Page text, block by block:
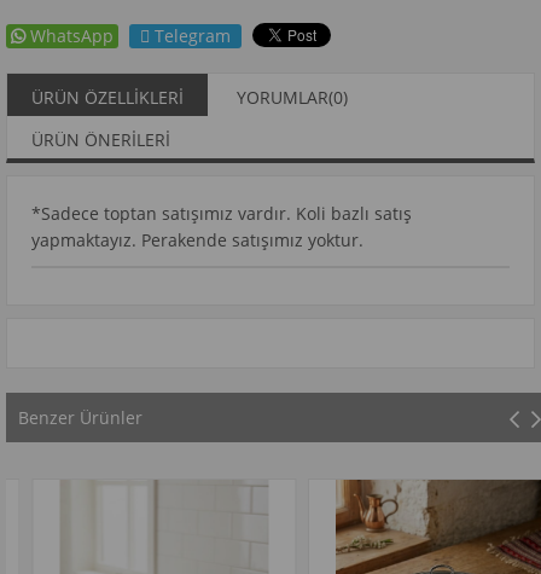
WhatsApp Telegram
ÜRÜN ÖZELLIKLERI YORUMLAR(0)
ÜRÜN ÖNERILERI
*Sadece toptan satışımız vardır. Koli bazlı satış
yapmaktayız. Perakende satışımız yoktur.
Benzer Ürünler